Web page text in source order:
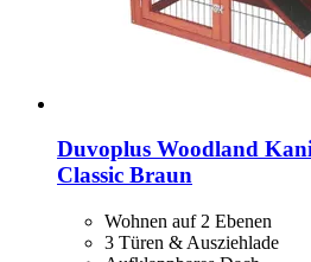
Duvoplus Woodland
Classic Braun
Wohnen auf 2 Ebenen
3 Türen & Ausziehlade